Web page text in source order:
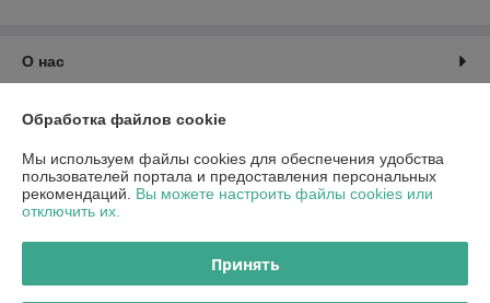
О нас
Контакты
Доставка и оплата
График работы
Обработка файлов cookie
Мы используем файлы cookies для обеспечения удобства
пользователей портала и предоставления персональных
рекомендаций. Вы можете настроить файлы cookies или
отключить их.
Принять